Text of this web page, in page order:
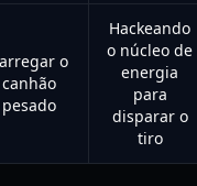
o
canhão
pesado
Hackeando
o núcleo de
energia
para
disparar o
tiro